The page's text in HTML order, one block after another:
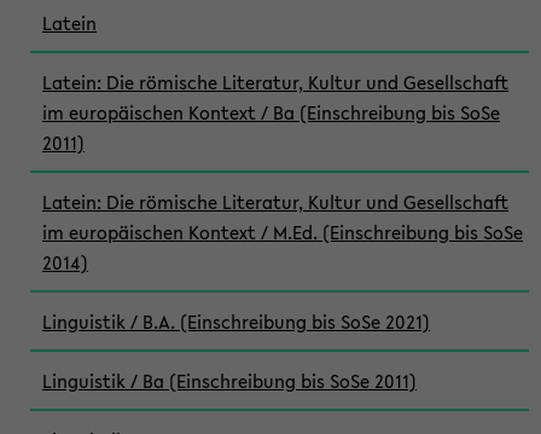
Latein
Latein: Die römische Literatur, Kultur und Gesellschaft
im europäischen Kontext / Ba (Einschreibung bis SoSe
2011)
Latein: Die römische Literatur, Kultur und Gesellschaft
im europäischen Kontext / M.Ed. (Einschreibung bis SoSe
2014)
Linguistik / B.A. (Einschreibung bis SoSe 2021)
Linguistik / Ba (Einschreibung bis SoSe 2011)